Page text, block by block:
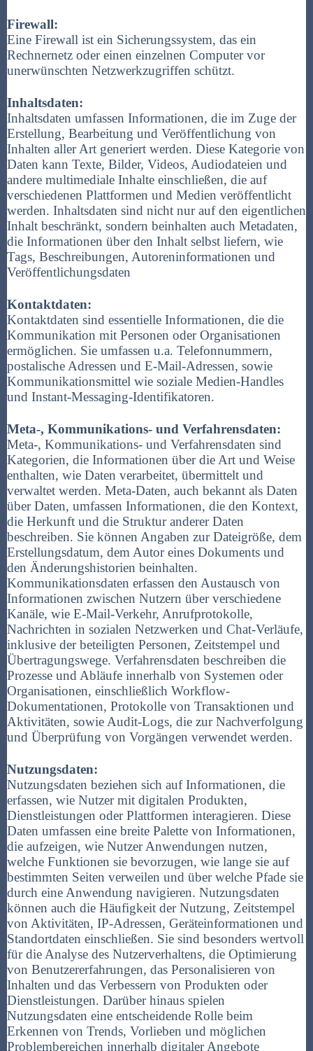
Firewall:
Eine Firewall ist ein Sicherungssystem, das ein
Rechnernetz oder einen einzelnen Computer vor
unerwünschten Netzwerkzugriffen schützt.
Inhaltsdaten:
Inhaltsdaten umfassen Informationen, die im Zuge der
Erstellung, Bearbeitung und Veröffentlichung von
Inhalten aller Art generiert werden. Diese Kategorie von
Daten kann Texte, Bilder, Videos, Audiodateien und
andere multimediale Inhalte einschließen, die auf
verschiedenen Plattformen und Medien veröffentlicht
werden. Inhaltsdaten sind nicht nur auf den eigentlichen
Inhalt beschränkt, sondern beinhalten auch Metadaten,
die Informationen über den Inhalt selbst liefern, wie
Tags, Beschreibungen, Autoreninformationen und
Veröffentlichungsdaten
Kontaktdaten:
Kontaktdaten sind essentielle Informationen, die die
Kommunikation mit Personen oder Organisationen
ermöglichen. Sie umfassen u.a. Telefonnummern,
postalische Adressen und E-Mail-Adressen, sowie
Kommunikationsmittel wie soziale Medien-Handles
und Instant-Messaging-Identifikatoren.
Meta-, Kommunikations- und Verfahrensdaten:
Meta-, Kommunikations- und Verfahrensdaten sind
Kategorien, die Informationen über die Art und Weise
enthalten, wie Daten verarbeitet, übermittelt und
verwaltet werden. Meta-Daten, auch bekannt als Daten
über Daten, umfassen Informationen, die den Kontext,
die Herkunft und die Struktur anderer Daten
beschreiben. Sie können Angaben zur Dateigröße, dem
Erstellungsdatum, dem Autor eines Dokuments und
den Änderungshistorien beinhalten.
Kommunikationsdaten erfassen den Austausch von
Informationen zwischen Nutzern über verschiedene
Kanäle, wie E-Mail-Verkehr, Anrufprotokolle,
Nachrichten in sozialen Netzwerken und Chat-Verläufe,
inklusive der beteiligten Personen, Zeitstempel und
Übertragungswege. Verfahrensdaten beschreiben die
Prozesse und Abläufe innerhalb von Systemen oder
Organisationen, einschließlich Workflow-
Dokumentationen, Protokolle von Transaktionen und
Aktivitäten, sowie Audit-Logs, die zur Nachverfolgung
und Überprüfung von Vorgängen verwendet werden.
Nutzungsdaten:
Nutzungsdaten beziehen sich auf Informationen, die
erfassen, wie Nutzer mit digitalen Produkten,
Dienstleistungen oder Plattformen interagieren. Diese
Daten umfassen eine breite Palette von Informationen,
die aufzeigen, wie Nutzer Anwendungen nutzen,
welche Funktionen sie bevorzugen, wie lange sie auf
bestimmten Seiten verweilen und über welche Pfade sie
durch eine Anwendung navigieren. Nutzungsdaten
können auch die Häufigkeit der Nutzung, Zeitstempel
von Aktivitäten, IP-Adressen, Geräteinformationen und
Standortdaten einschließen. Sie sind besonders wertvoll
für die Analyse des Nutzerverhaltens, die Optimierung
von Benutzererfahrungen, das Personalisieren von
Inhalten und das Verbessern von Produkten oder
Dienstleistungen. Darüber hinaus spielen
Nutzungsdaten eine entscheidende Rolle beim
Erkennen von Trends, Vorlieben und möglichen
Problembereichen innerhalb digitaler Angebote